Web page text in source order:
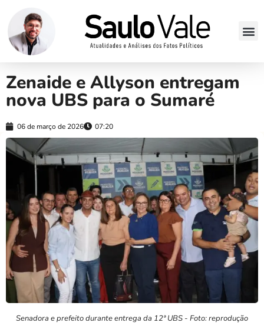
Zenaide e Allyson entregam
nova UBS para o Sumaré
06 de março de 2026 07:20
Senadora e prefeito durante entrega da 12ª UBS - Foto: reprodução